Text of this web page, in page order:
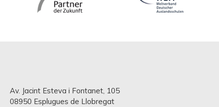
Av. Jacint Esteva i Fontanet, 105
08950 Esplugues de Llobregat